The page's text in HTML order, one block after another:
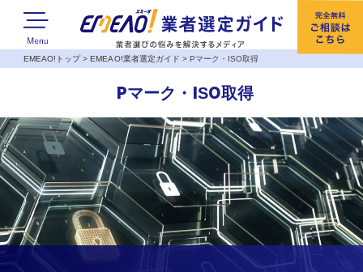
EMEAO!トップ>EMEAO!業者選定ガイド > Pマーク・ISO取得
Pマーク・ISO取得